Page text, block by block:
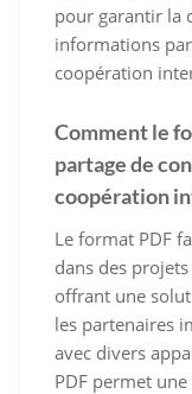
pour garantir la
informations
coopération
Comment le
partage de
coopération
Le format PDF
dans des
offrant une
les partenaires
avec divers
PDF permet